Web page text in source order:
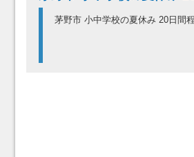
茅野市 小中学校の夏休み 20日間